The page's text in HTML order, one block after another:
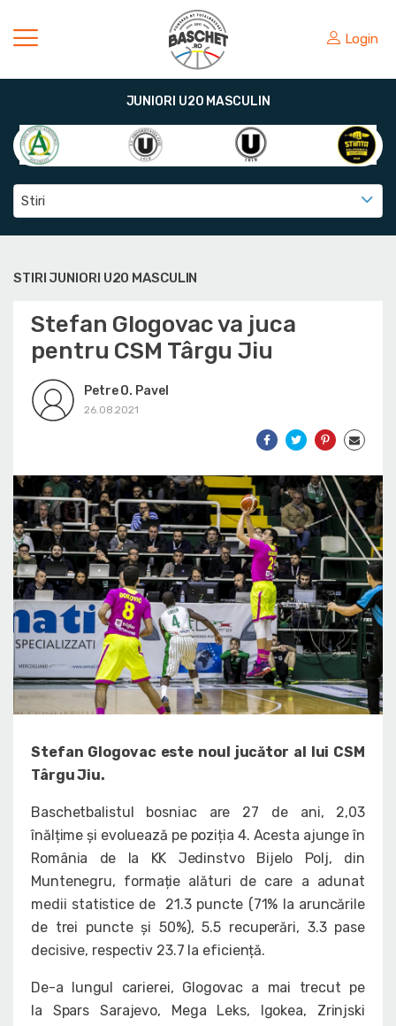
Login
JUNIORI U20 MASCULIN
Stiri
STIRI JUNIORI U20 MASCULIN
Stefan Glogovac va juca
pentru CSM Târgu Jiu
Petre O. Pavel
26.08.2021
Stefan Glogovac este noul jucător al lui CSM
Târgu Jiu.
Baschetbalistul bosniac are 27 de ani, 2,03
înălțime și evoluează pe poziția 4. Acesta ajunge în
România de la KK Jedinstvo Bijelo Polj, din
Muntenegru, formație alături de care a adunat
medii statistice de 21.3 puncte (71% la aruncările
de trei puncte și 50%), 5.5 recuperări, 3.3 pase
decisive, respectiv 23.7 la eficiență.
De-a lungul carierei, Glogovac a mai trecut pe
la Spars Sarajevo, Mega Leks, Igokea, Zrinjski